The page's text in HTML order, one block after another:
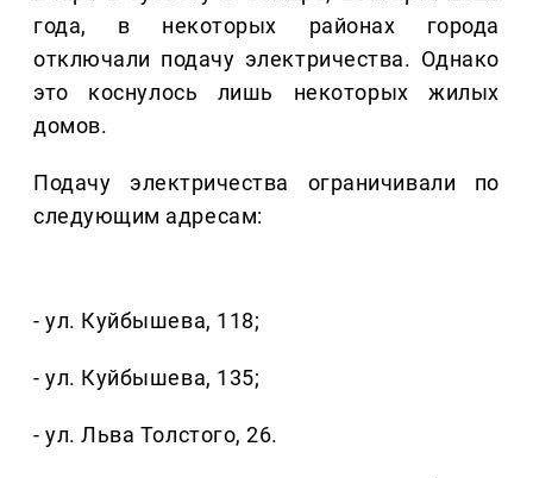
года, в некоторых районах города
отключали подачу электричества. Однако
это коснулось лишь некоторых жилых
домов.
Подачу электричества ограничивали по
следующим адресам:
- ул. Куйбышева, 118;
- ул. Куйбышева, 135;
- ул. Льва Толстого, 26.